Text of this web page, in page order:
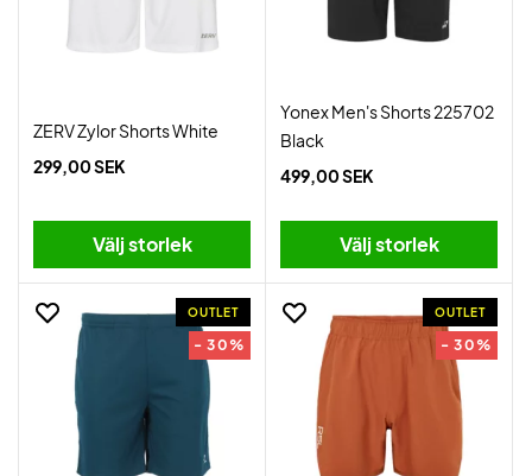
ZERV Zylor Shorts White
299,00 SEK
Välj storlek
Yonex Men's Shorts 225702
Black
499,00 SEK
Välj storlek
OUTLET
- 30%
OUTLET
- 30%